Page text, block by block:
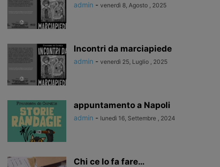
admin - venerdì 8, Agosto , 2025
Incontri da marciapiede
admin - venerdì 25, Luglio , 2025
appuntamento a Napoli
admin - lunedì 16, Settembre , 2024
Chi ce lo fa fare…